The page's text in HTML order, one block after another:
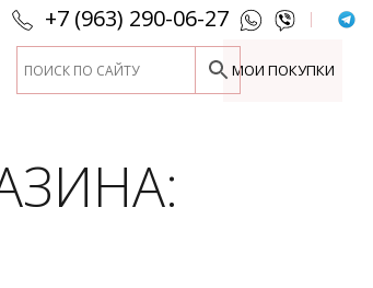
+7 (963) 290-06-27 |
МОИ ПОКУПКИ